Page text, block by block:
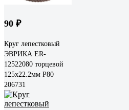
90 ₽
Круг лепестковый
ЭВРИКА ER-
12522080 торцевой
125х22.2мм Р80
206731